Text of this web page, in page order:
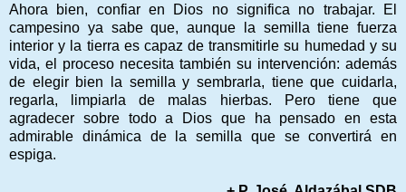
Ahora bien, confiar en Dios no significa no trabajar. El
campesino ya sabe que, aunque la semilla tiene fuerza
interior y la tierra es capaz de transmitirle su humedad y su
vida, el proceso necesita también su intervención: además
de elegir bien la semilla y sembrarla, tiene que cuidarla,
regarla, limpiarla de malas hierbas. Pero tiene que
agradecer sobre todo a Dios que ha pensado en esta
admirable dinámica de la semilla que se convertirá en
espiga.